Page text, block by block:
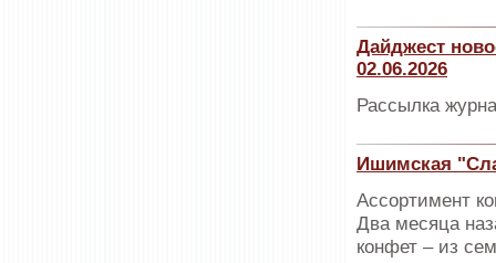
Дайджест
02.06.2026
Рассылка
Ишимская
Ассортимент
Два месяца
конфет – из